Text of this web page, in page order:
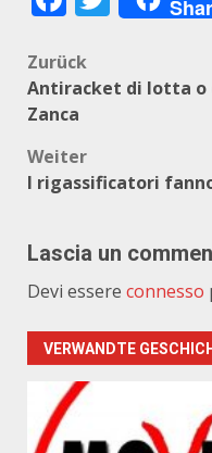
Zurück
Antiracket di lotta o
Zanca
Weiter
I rigassificatori
Lascia un
Devi essere connesso
VERWANDTE